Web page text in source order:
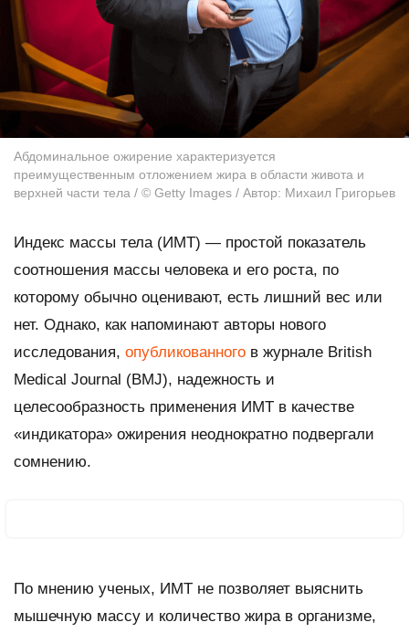
Абдоминальное ожирение характеризуется
преимущественным отложением жира в области живота и
верхней части тела / © Getty Images / Автор: Михаил Григорьев
Индекс массы тела (ИМТ) — простой показатель
соотношения массы человека и его роста, по
которому обычно оценивают, есть лишний вес или
нет. Однако, как напоминают авторы нового
исследования, опубликованного в журнале British
Medical Journal (BMJ), надежность и
целесообразность применения ИМТ в качестве
«индикатора» ожирения неоднократно подвергали
сомнению.
По мнению ученых, ИМТ не позволяет выяснить
мышечную массу и количество жира в организме,